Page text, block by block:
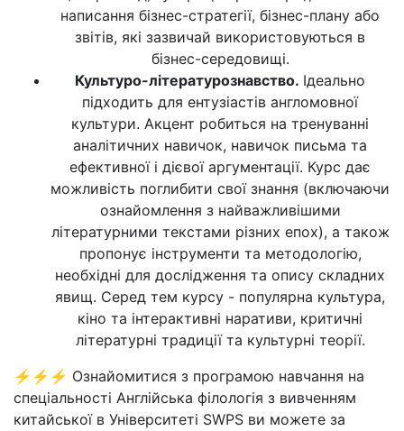
написання бізнес-стратегії, бізнес-плану або
звітів, які зазвичай використовуються в
бізнес-середовищі.
Культуро-літературознавство. Ідеально
підходить для ентузіастів англомовної
культури. Акцент робиться на тренуванні
аналітичних навичок, навичок письма та
ефективної і дієвої аргументації. Курс дає
можливість поглибити свої знання (включаючи
ознайомлення з найважливішими
літературними текстами різних епох), а також
пропонує інструменти та методологію,
необхідні для дослідження та опису складних
явищ. Серед тем курсу - популярна культура,
кіно та інтерактивні наративи, критичні
літературні традиції та культурні теорії.
⚡⚡⚡ Ознайомитися з програмою навчання на
спеціальності Англійська філологія з вивченням
китайської в Університеті SWPS ви можете за